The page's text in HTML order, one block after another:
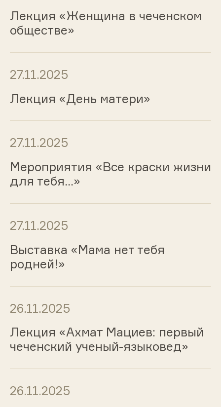
Лекция «Женщина в чеченском
обществе»
27.11.2025
Лекция «День матери»
27.11.2025
Мероприятия «Все краски жизни
для тебя…»
27.11.2025
Выставка «Мама нет тебя
родней!»
26.11.2025
Лекция «Ахмат Мациев: первый
чеченский ученый-языковед»
26.11.2025